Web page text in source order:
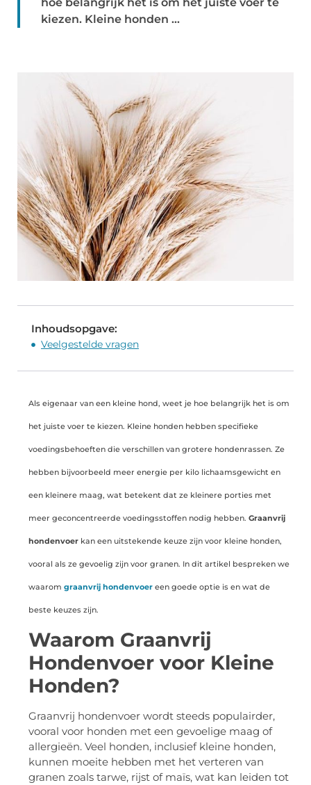
kiezen. Kleine honden ...
Inhoudsopgave:
Veelgestelde vragen
Als eigenaar van een kleine hond, weet je hoe belangrijk het is om
het juiste voer te kiezen. Kleine honden hebben specifieke
voedingsbehoeften die verschillen van grotere hondenrassen. Ze
hebben bijvoorbeeld meer energie per kilo lichaamsgewicht en
een kleinere maag, wat betekent dat ze kleinere porties met
meer geconcentreerde voedingsstoffen nodig hebben. Graanvrij
hondenvoer kan een uitstekende keuze zijn voor kleine honden,
vooral als ze gevoelig zijn voor granen. In dit artikel bespreken we
waarom graanvrij hondenvoer een goede optie is en wat de
beste keuzes zijn.
Waarom Graanvrij
Hondenvoer voor Kleine
Honden?
Graanvrij hondenvoer wordt steeds populairder,
vooral voor honden met een gevoelige maag of
allergieën. Veel honden, inclusief kleine honden,
kunnen moeite hebben met het verteren van
granen zoals tarwe, rijst of maïs, wat kan leiden tot